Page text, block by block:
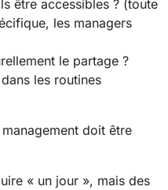
être accessibles ? (toute
les managers
le partage ?
les routines
doit être
« un jour », mais des